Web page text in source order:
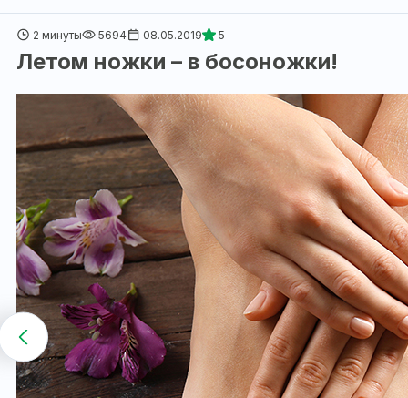
2 минуты 5694 08.05.2019 5
Летом ножки – в босоножки!